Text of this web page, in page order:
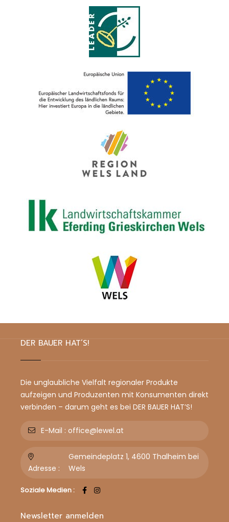
DER BAUER HAT’S!
Die unglaubliche Vielfalt regionaler Produkte
aufzeigen und Produzenten mit Konsumenten direkt
verbinden – darum geht es bei DER BAUER HAT’S!
E-Mail : office@lewel.at
Adresse :
Gemeindeplatz 1, 4600 Thalheim bei
Wels
Soziale Medien :
Newsletter anmelden